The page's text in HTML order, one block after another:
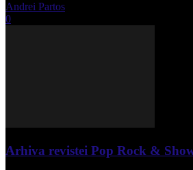
Andrei Partos
0
Arhiva revistei Pop Rock &